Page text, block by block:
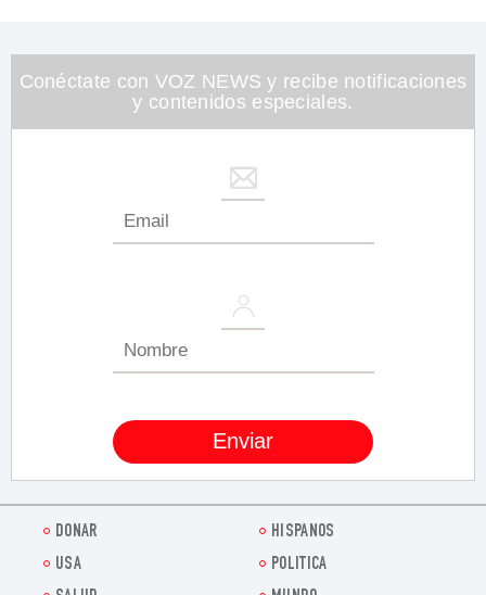
Conéctate con VOZ NEWS y recibe notificaciones
y contenidos especiales.
DONAR
HISPANOS
USA
POLITICA